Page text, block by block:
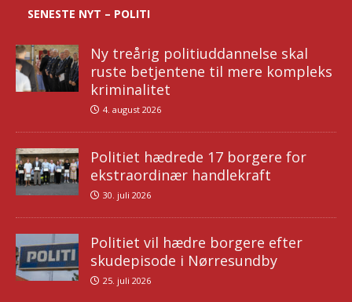
SENESTE NYT – POLITI
Ny treårig politiuddannelse skal
ruste betjentene til mere kompleks
kriminalitet
4. august 2026
Politiet hædrede 17 borgere for
ekstraordinær handlekraft
30. juli 2026
Politiet vil hædre borgere efter
skudepisode i Nørresundby
25. juli 2026